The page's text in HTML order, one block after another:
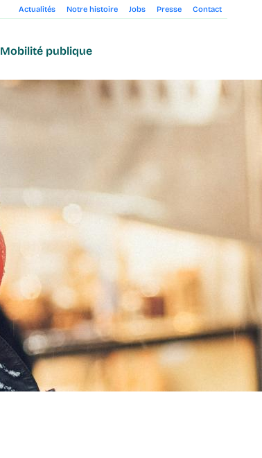
Actualités Notre histoire Jobs Presse Contact
Mobilité publique